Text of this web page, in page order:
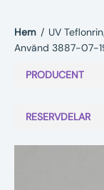
Hem / UV
Använd 3887-07-
PRODUCENT
RESERVDELAR